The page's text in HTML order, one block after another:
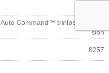
Auto Command™ trinløs transmis
sion
8257